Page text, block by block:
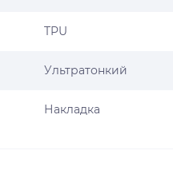
TPU
Ультратонкий
Накладка